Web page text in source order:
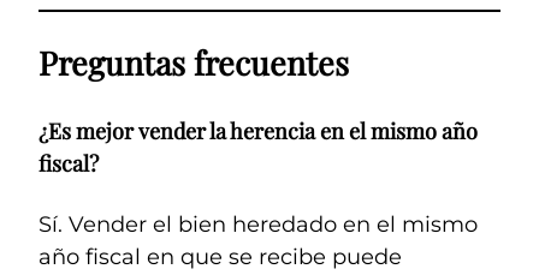
Preguntas frecuentes
¿Es mejor vender la herencia en el mismo año
fiscal?
Sí. Vender el bien heredado en el mismo
año fiscal en que se recibe puede